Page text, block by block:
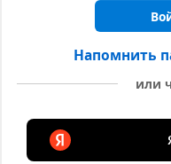
Напомнить
или